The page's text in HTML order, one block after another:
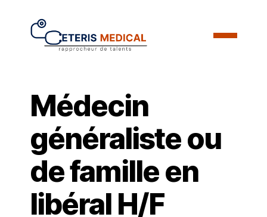
Médecin
généraliste ou
de famille en
libéral H/F